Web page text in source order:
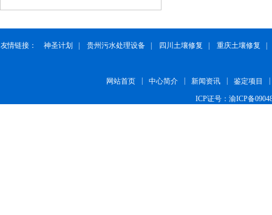
友情链接：神圣计划 |贵州污水处理设备 四川土壤修复 |重庆土壤修复
网站首页 中心简介 新闻资讯 鉴定项目
ICP证号：渝ICP备